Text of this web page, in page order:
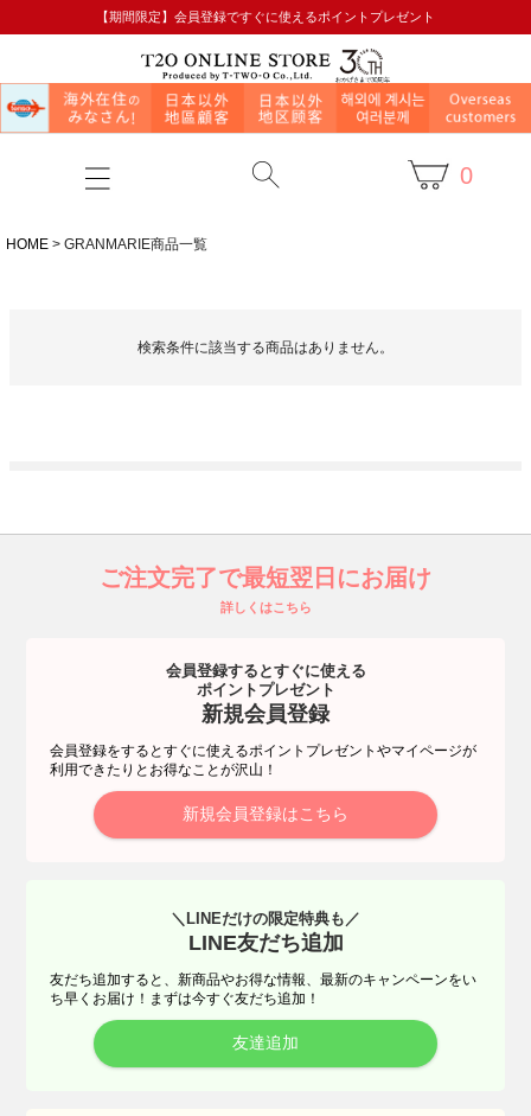
【期間限定】会員登録ですぐに使えるポイントプレゼント
0
HOME GRANMARIE商品一覧
検索条件に該当する商品はありません。
ご注文完了で最短翌日にお届け
詳しくはこちら
会員登録するとすぐに使える
ポイントプレゼント
新規会員登録
会員登録をするとすぐに使えるポイントプレゼントやマイページが
利用できたりとお得なことが沢山！
新規会員登録はこちら
＼LINEだけの限定特典も／
LINE友だち追加
友だち追加すると、新商品やお得な情報、最新のキャンペーンをい
ち早くお届け！まずは今すぐ友だち追加！
友達追加